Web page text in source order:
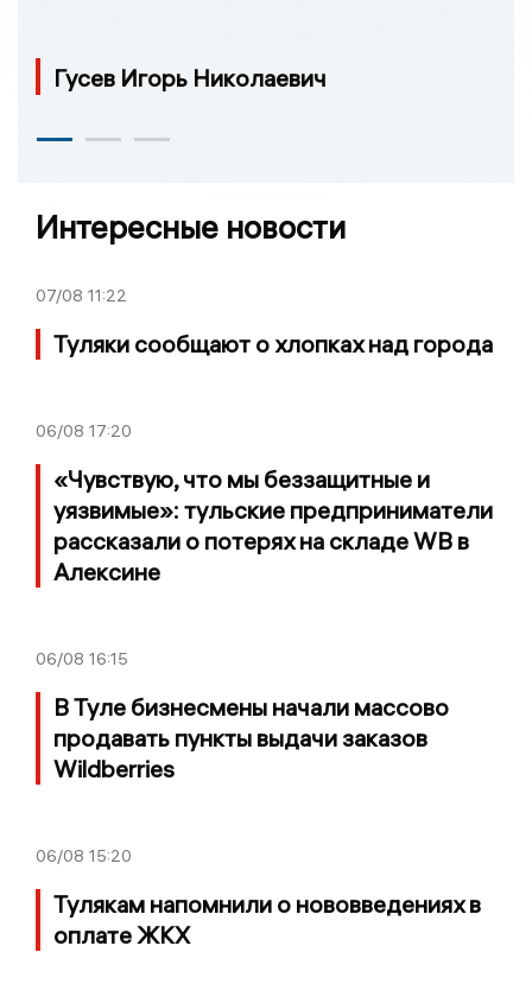
Гусев Игорь Николаевич
Интересные новости
07/08 11:22
Туляки сообщают о хлопках над города
06/08 17:20
«Чувствую, что мы беззащитные и
уязвимые»: тульские предприниматели
рассказали о потерях на складе WB в
Алексине
06/08 16:15
В Туле бизнесмены начали массово
продавать пункты выдачи заказов
Wildberries
06/08 15:20
Тулякам напомнили о нововведениях в
оплате ЖКХ